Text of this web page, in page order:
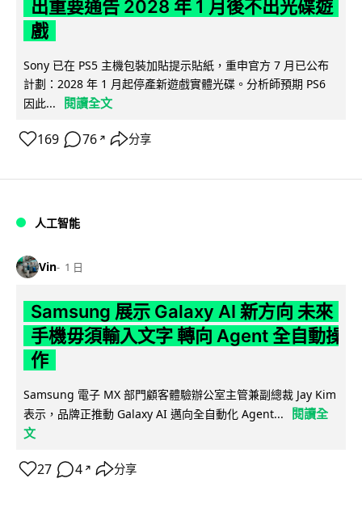
出重要通告 2028 年 1 月後不出光碟遊
戲
Sony 已在 PS5 主機包裝加貼提示貼紙，重申官方 7 月已公布
計劃：2028 年 1 月起停產新遊戲實體光碟。分析師預期 PS6
因此...
閱讀全文
169 76 ↗ 分享
人工智能
Vin 1 日
Samsung 展示 Galaxy AI 新方向 未來
手機毋須輸入文字 轉向 Agent 全自動操
作
Samsung 電子 MX 部門顧客體驗辦公室主管兼副總裁 Jay Kim
表示，品牌正推動 Galaxy AI 邁向全自動化 Agent...
閱讀全
文
27 4 ↗ 分享